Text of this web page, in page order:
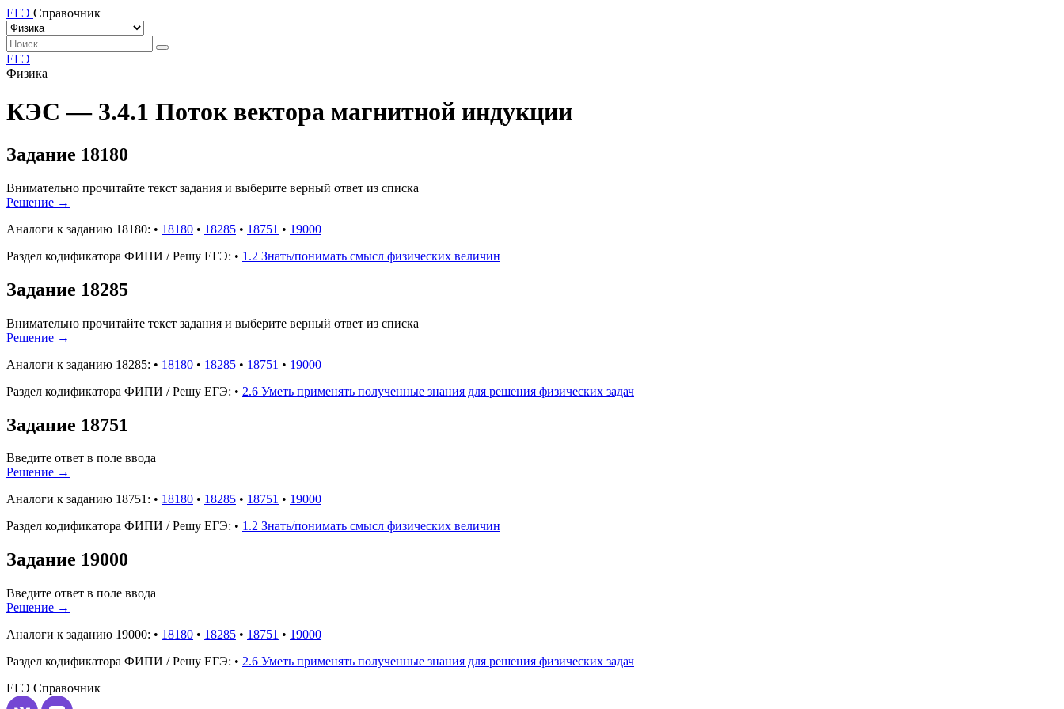
ЕГЭ Справочник
ЕГЭ
Физика
КЭС — 3.4.1 Поток вектора магнитной индукции
Задание 18180
Внимательно прочитайте текст задания и выберите верный ответ из списка
Решение →
Аналоги к заданию 18180: • 18180 • 18285 • 18751 • 19000
Раздел кодификатора ФИПИ / Решу ЕГЭ: • 1.2 Знать/понимать смысл физических величин
Задание 18285
Внимательно прочитайте текст задания и выберите верный ответ из списка
Решение →
Аналоги к заданию 18285: • 18180 • 18285 • 18751 • 19000
Раздел кодификатора ФИПИ / Решу ЕГЭ: • 2.6 Уметь применять полученные знания для решения физических задач
Задание 18751
Введите ответ в поле ввода
Решение →
Аналоги к заданию 18751: • 18180 • 18285 • 18751 • 19000
Раздел кодификатора ФИПИ / Решу ЕГЭ: • 1.2 Знать/понимать смысл физических величин
Задание 19000
Введите ответ в поле ввода
Решение →
Аналоги к заданию 19000: • 18180 • 18285 • 18751 • 19000
Раздел кодификатора ФИПИ / Решу ЕГЭ: • 2.6 Уметь применять полученные знания для решения физических задач
ЕГЭ Справочник